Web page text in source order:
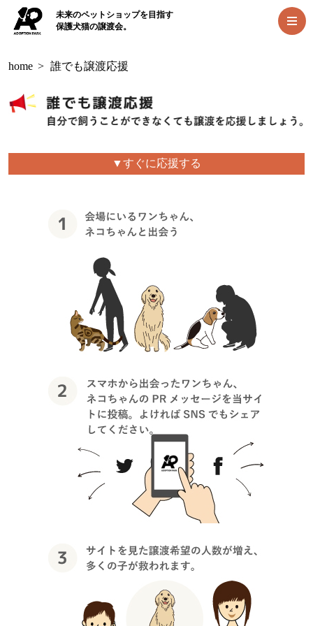
未来のペットショップを目指す
保護犬猫の譲渡会。
home > 誰でも譲渡応援
▼すぐに応援する